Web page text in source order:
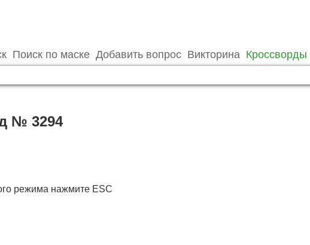
Поиск по маске Добавить вопрос Викторина Кроссворды
№ 3294
режима нажмите ESC